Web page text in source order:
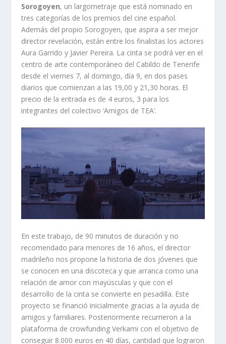
Sorogoyen, un largometraje que está nominado en
tres categorías de los premios del cine español.
Además del propio Sorogoyen, que aspira a ser mejor
director revelación, están entre los finalistas los actores
Aura Garrido y Javier Pereira. La cinta se podrá ver en el
centro de arte contemporáneo del Cabildo de Tenerife
desde el viernes 7, al domingo, día 9, en dos pases
diarios que comienzan a las 19,00 y 21,30 horas. El
precio de la entrada es de 4 euros, 3 para los
integrantes del colectivo ‘Amigos de TEA’.
En este trabajo, de 90 minutos de duración y no
recomendado para menores de 16 años, el director
madrileño nos propone la historia de dos jóvenes que
se conocen en una discoteca y que arranca como una
relación de amor con mayúsculas y que con el
desarrollo de la cinta se convierte en pesadilla. Este
proyecto se financió inicialmente gracias a la ayuda de
amigos y familiares. Posteriormente recurrieron a la
plataforma de crowfunding Verkami con el objetivo de
conseguir 8.000 euros en 40 días, cantidad que lograron